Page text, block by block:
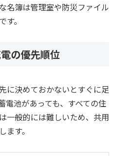
名簿は管理室や防災ファイル
。
の優先順位
に決めておかないとすぐに足
電池があっても、すべての住
一般的には難しいため、共用
す。